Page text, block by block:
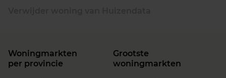
Woningmarkten
per provincie
Grootste
woningmarkten